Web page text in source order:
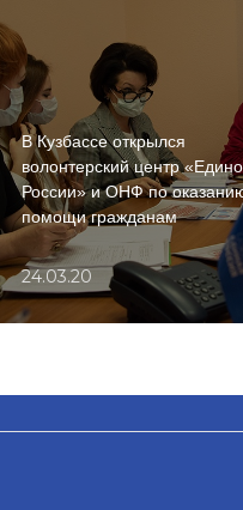
В Кузбассе открылся
волонтерский центр
России» и ОНФ по
помощи гражданам
24.03.20